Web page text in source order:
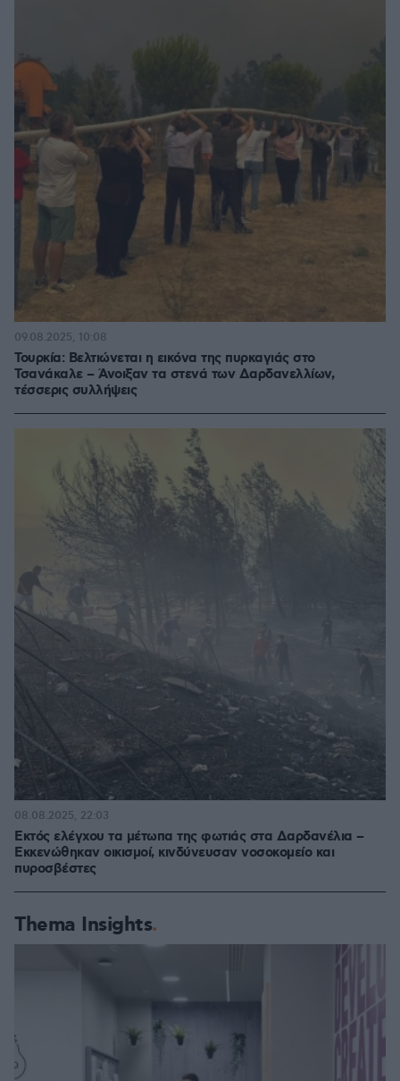
Τουρκία: Βελτιώνεται η εικόνα της πυρκαγιάς στο
Τσανάκαλε – Άνοιξαν τα στενά των Δαρδανελλίων,
τέσσερις συλλήψεις
09.08.2025, 10:08
Εκτός ελέγχου τα μέτωπα της φωτιάς στα Δαρδανέλια –
Εκκενώθηκαν οικισμοί, κινδύνευσαν νοσοκομείο και
πυροσβέστες
08.08.2025, 22:03
Thema Insights